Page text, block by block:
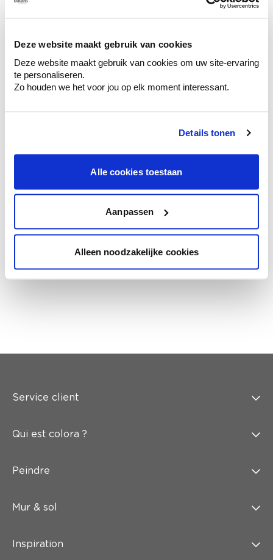
Deze website maakt gebruik van cookies
Deze website maakt gebruik van cookies om uw site-ervaring
te personaliseren.
Zo houden we het voor jou op elk moment interessant.
Details tonen
Alle cookies toestaan
Aanpassen
Alleen noodzakelijke cookies
votre couleur.
Obtenez des conseils personnalisés sur la
combinaison de couleurs.
en couleur.
Obtenez un conseil couleur en fonction de
l'éclairage et de votre mobilier.
Obtenez un contrôle technologique de vos
Service client
Qui est colora ?
Peindre
Mur & sol
Inspiration